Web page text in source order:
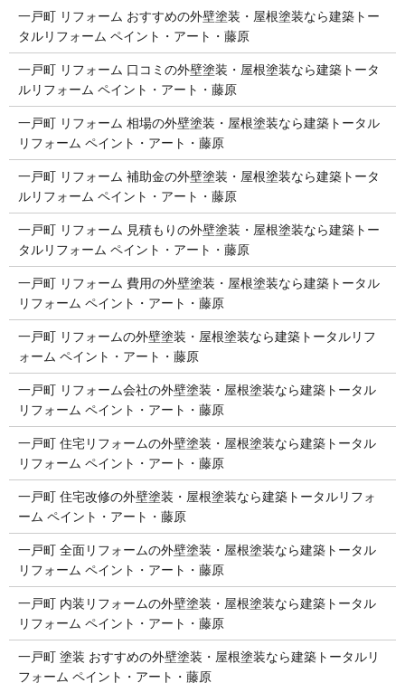
一戸町 リフォーム おすすめの外壁塗装・屋根塗装なら建築トー
タルリフォーム ペイント・アート・藤原
一戸町 リフォーム 口コミの外壁塗装・屋根塗装なら建築トータ
ルリフォーム ペイント・アート・藤原
一戸町 リフォーム 相場の外壁塗装・屋根塗装なら建築トータル
リフォーム ペイント・アート・藤原
一戸町 リフォーム 補助金の外壁塗装・屋根塗装なら建築トータ
ルリフォーム ペイント・アート・藤原
一戸町 リフォーム 見積もりの外壁塗装・屋根塗装なら建築トー
タルリフォーム ペイント・アート・藤原
一戸町 リフォーム 費用の外壁塗装・屋根塗装なら建築トータル
リフォーム ペイント・アート・藤原
一戸町 リフォームの外壁塗装・屋根塗装なら建築トータルリフ
ォーム ペイント・アート・藤原
一戸町 リフォーム会社の外壁塗装・屋根塗装なら建築トータル
リフォーム ペイント・アート・藤原
一戸町 住宅リフォームの外壁塗装・屋根塗装なら建築トータル
リフォーム ペイント・アート・藤原
一戸町 住宅改修の外壁塗装・屋根塗装なら建築トータルリフォ
ーム ペイント・アート・藤原
一戸町 全面リフォームの外壁塗装・屋根塗装なら建築トータル
リフォーム ペイント・アート・藤原
一戸町 内装リフォームの外壁塗装・屋根塗装なら建築トータル
リフォーム ペイント・アート・藤原
一戸町 塗装 おすすめの外壁塗装・屋根塗装なら建築トータルリ
フォーム ペイント・アート・藤原